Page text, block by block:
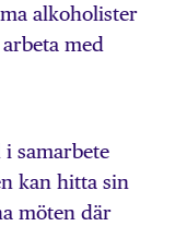
alkoholister
med
samarbete
kan hitta sin
möten där